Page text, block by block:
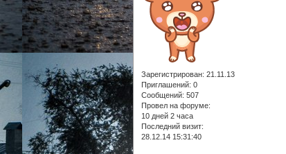
Зарегистрирован: 21.11.13
Приглашений: 0
Сообщений: 507
Провел на форуме:
10 дней 2 часа
Последний визит:
28.12.14 15:31:40